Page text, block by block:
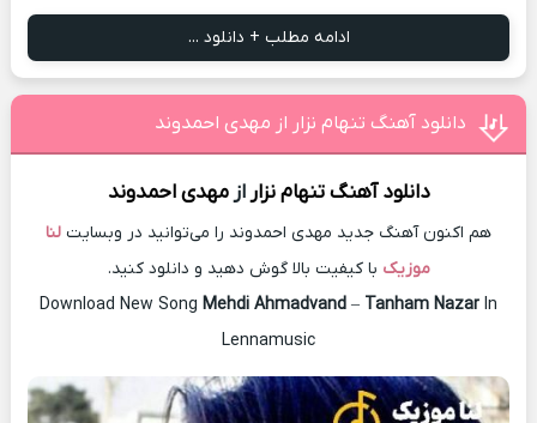
ادامه مطلب + دانلود ...
دانلود آهنگ تنهام نزار از مهدی احمدوند
دانلود آهنگ تنهام نزارازمهدی احمدوند
هم اکنون آهنگ جدید مهدی احمدوند را می‌توانید در وبسایت لنا
موزیک با کیفیت بالا گوش دهید و دانلود کنید.
Download New Song Mehdi Ahmadvand – Tanham Nazar In
Lennamusic